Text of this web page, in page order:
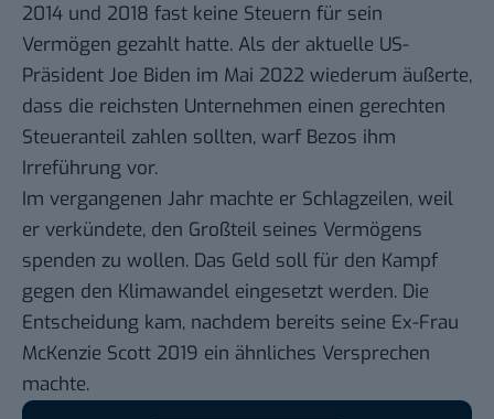
2014 und 2018 fast keine Steuern für sein
Vermögen gezahlt hatte. Als der aktuelle US-
Präsident Joe Biden im Mai 2022 wiederum äußerte,
dass die reichsten Unternehmen einen gerechten
Steueranteil zahlen sollten, warf Bezos ihm
Irreführung vor.
Im vergangenen Jahr machte er Schlagzeilen, weil
er verkündete, den Großteil seines Vermögens
spenden zu wollen. Das Geld soll für den Kampf
gegen den Klimawandel eingesetzt werden. Die
Entscheidung kam, nachdem bereits seine Ex-Frau
McKenzie Scott 2019 ein ähnliches Versprechen
machte.